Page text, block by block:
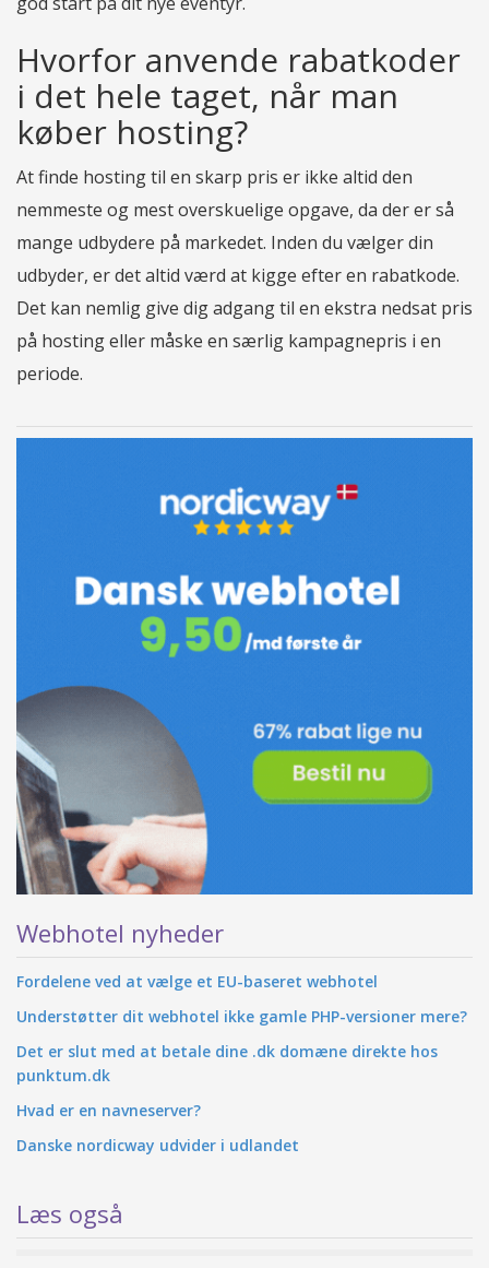
Hvorfor anvende rabatkoder
i det hele taget, når man
køber hosting?
At finde hosting til en skarp pris er ikke altid den
nemmeste og mest overskuelige opgave, da der er så
mange udbydere på markedet. Inden du vælger din
udbyder, er det altid værd at kigge efter en rabatkode.
Det kan nemlig give dig adgang til en ekstra nedsat pris
på hosting eller måske en særlig kampagnepris i en
periode.
Webhotel nyheder
Fordelene ved at vælge et EU-baseret webhotel
Understøtter dit webhotel ikke gamle PHP-versioner mere?
Det er slut med at betale dine .dk domæne direkte hos
punktum.dk
Hvad er en navneserver?
Danske nordicway udvider i udlandet
Læs også